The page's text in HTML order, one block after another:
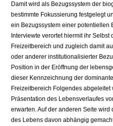
Damit wird als Bezugssystem der
bestimmte Fokussierung festgelegt
ein Bezugssystem einer potentiellen
Interviewte verortet hiermit ihr Selbst
Freizeitbereich und zugleich damit
oder anderer institutionalisierter
Position in der Eröffnung der
dieser Kennzeichnung der
Freizeitbereich Folgendes
Präsentation des Lebensverlaufes
erwarten. Auf der anderen Seite
des Lebens davon abhängig